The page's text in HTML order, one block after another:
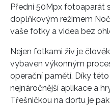
Přední 50Mpx fotoaparát
doplňkovým režimem
vaše fotky a videa bez
Nejen fotkami živ je
vybaven výkonným
operační pamětí. Díky
nejnáročnější aplikace a
Třešničkou na dortu je